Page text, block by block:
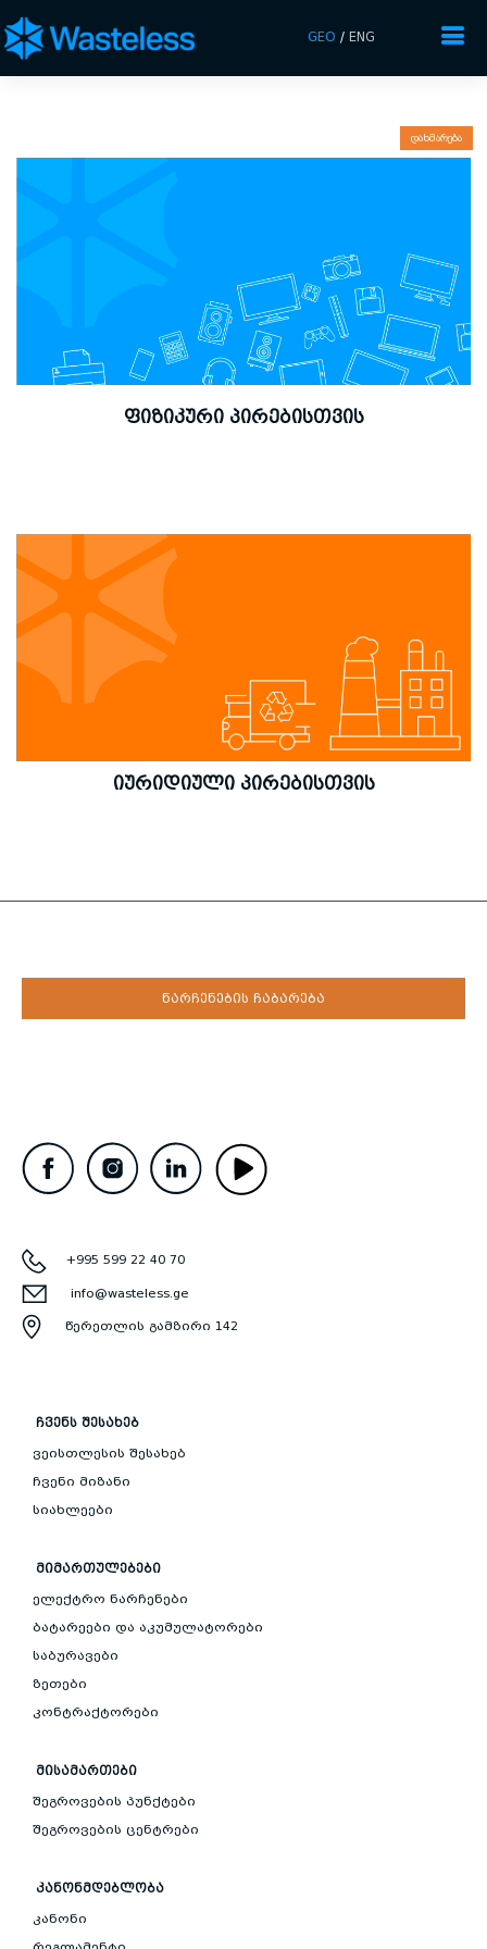
GEO /ENG
დახმარება
ᲤᲘᲖᲘᲙᲣᲠᲘ ᲞᲘᲠᲔᲑᲘᲡᲗᲕᲘᲡ
ᲘᲣᲠᲘᲓᲘᲣᲚᲘ ᲞᲘᲠᲔᲑᲘᲡᲗᲕᲘᲡ
ნარჩენების ჩაბარება
+995 599 22 40 70
info@wasteless.ge
წერეთლის გამზირი 142
ᲩᲕᲔᲜᲡ ᲨᲔᲡᲐᲮᲔᲑ
ვეისთლესის შესახებ
ჩვენი მიზანი
სიახლეები
ᲛᲘᲛᲐᲠᲗᲣᲚᲔᲑᲔᲑᲘ
ელექტრო ნარჩენები
ბატარეები და აკუმულატორები
საბურავები
ზეთები
კონტრაქტორები
ᲛᲘᲡᲐᲛᲐᲠᲗᲔᲑᲘ
შეგროვების პუნქტები
შეგროვების ცენტრები
ᲙᲐᲜᲝᲜᲛᲓᲔᲑᲚᲝᲑᲐ
კანონი